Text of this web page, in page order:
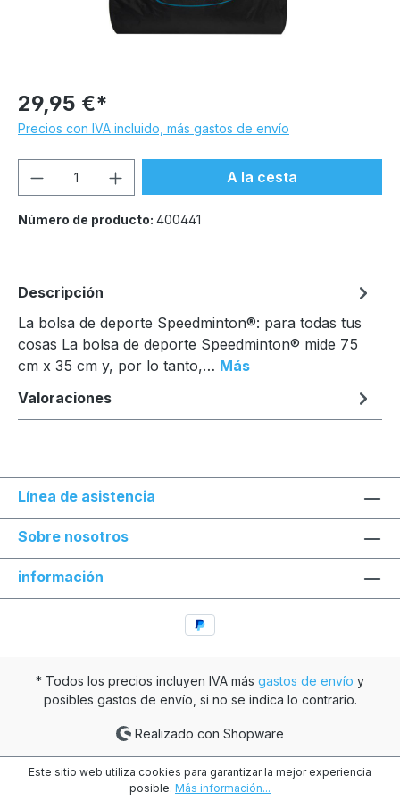
29,95 €*
Precios con IVA incluido, más gastos de envío
Cantidad del producto: introduce la
A la cesta
Número de producto: 400441
Descripción
La bolsa de deporte Speedminton®: para todas tus
cosas La bolsa de deporte Speedminton® mide 75
cm x 35 cm y, por lo tanto,… Más
Valoraciones
Línea de asistencia
Sobre nosotros
información
* Todos los precios incluyen IVA más gastos de envío y
posibles gastos de envío, si no se indica lo contrario.
Realizado con Shopware
Este sitio web utiliza cookies para garantizar la mejor experiencia
posible. Más información...